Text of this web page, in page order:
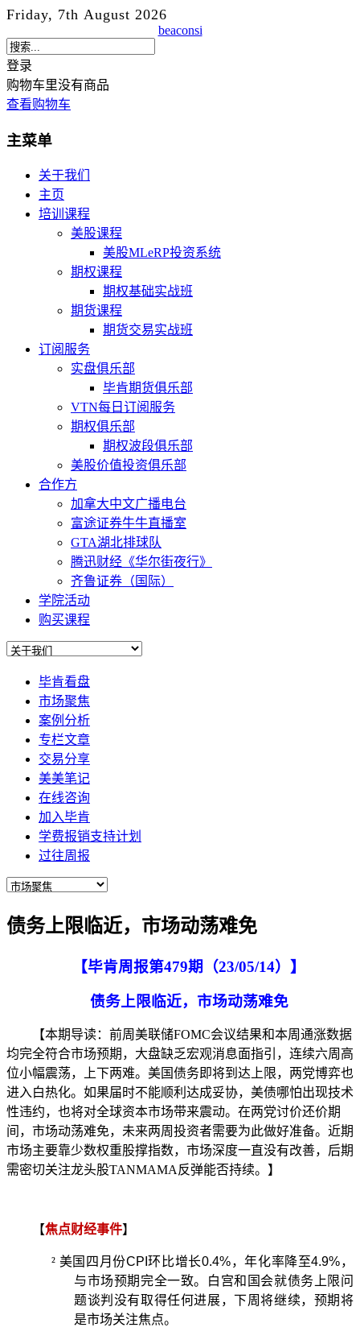
Friday, 7th August 2026
beaconsi
登录
购物车里没有商品
查看购物车
主菜单
关于我们
主页
培训课程
美股课程
美股MLeRP投资系统
期权课程
期权基础实战班
期货课程
期货交易实战班
订阅服务
实盘俱乐部
毕肯期货俱乐部
VTN每日订阅服务
期权俱乐部
期权波段俱乐部
美股价值投资俱乐部
合作方
加拿大中文广播电台
富途证券牛牛直播室
GTA湖北排球队
腾迅财经《华尔街夜行》
齐鲁证券（国际）
学院活动
购买课程
毕肯看盘
市场聚焦
案例分析
专栏文章
交易分享
美美笔记
在线咨询
加入毕肯
学费报销支持计划
过往周报
债务上限临近，市场动荡难免
【毕肯周报第479期（23/05/14） 】
债务上限临近，市场动荡难免
【本期导读：前周美联储FOMC会议结果和本周通涨数据
均完全符合市场预期，大盘缺乏宏观消息面指引，连续六周高
位小幅震荡，上下两难。美国债务即将到达上限，两党博弈也
进入白热化。如果届时不能顺利达成妥协，美债哪怕出现技术
性违约，也将对全球资本市场带来震动。在两党讨价还价期
间，市场动荡难免，未来两周投资者需要为此做好准备。近期
市场主要靠少数权重股撑指数，市场深度一直没有改善，后期
需密切关注龙头股TANMAMA反弹能否持续。】
【焦点财经事件】
² 美国四月份CPI 环比增长0.4%，年化率降至4.9%，
与市场预期完全一致。白宫和国会就债务上限问
题谈判没有取得任何进展，下周将继续，预期将
是市场关注焦点。